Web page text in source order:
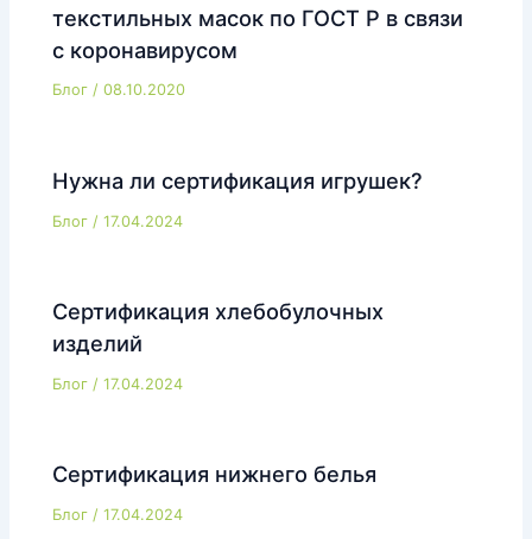
текстильных масок по ГОСТ Р в связи
с коронавирусом
Блог /08.10.2020
Нужна ли сертификация игрушек?
Блог /17.04.2024
Сертификация хлебобулочных
изделий
Блог /17.04.2024
Сертификация нижнего белья
Блог /17.04.2024